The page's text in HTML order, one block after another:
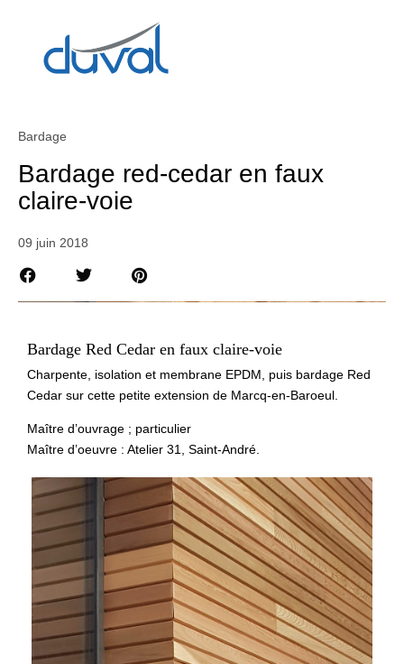
Bardage
Bardage red-cedar en faux
claire-voie
09 juin 2018
Bardage Red Cedar en faux claire-voie
Charpente, isolation et membrane EPDM, puis bardage Red
Cedar sur cette petite extension de Marcq-en-Baroeul.
Maître d’ouvrage ; particulier
Maître d’oeuvre : Atelier 31, Saint-André.